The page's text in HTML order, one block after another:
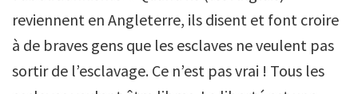
reviennent en Angleterre, ils disent et font croire
à de braves gens que les esclaves ne veulent pas
sortir de l’esclavage. Ce n’est pas vrai ! Tous les